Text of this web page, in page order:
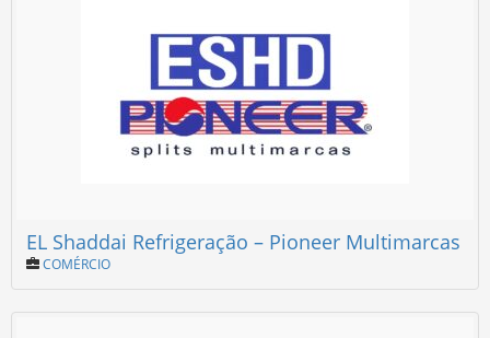
EL Shaddai Refrigeração – Pioneer Multimarcas
COMÉRCIO